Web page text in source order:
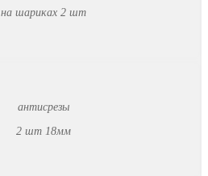
на шариках 2 шт
антисрезы
2 шт 18мм